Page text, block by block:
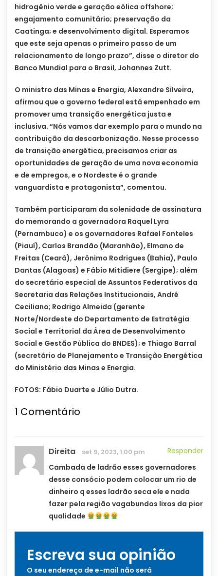
hidrogênio verde e geração eólica offshore;
engajamento comunitário; preservação da
Caatinga; e desenvolvimento digital. Esperamos
que este seja apenas o primeiro passo de um
relacionamento de longo prazo”, disse o diretor do
Banco Mundial para o Brasil, Johannes Zutt.
O ministro das Minas e Energia, Alexandre Silveira,
afirmou que o governo federal está empenhado em
promover uma transição energética justa e
inclusiva. “Nós vamos dar exemplo para o mundo na
contribuição da descarbonização. Nesse processo
de transição energética, precisamos criar as
oportunidades de geração de uma nova economia
e de empregos, e o Nordeste é o grande
vanguardista e protagonista”, comentou.
Também participaram da solenidade de assinatura
do memorando a governadora Raquel Lyra
(Pernambuco) e os governadores Rafael Fonteles
(Piauí), Carlos Brandão (Maranhão), Elmano de
Freitas (Ceará), Jerônimo Rodrigues (Bahia), Paulo
Dantas (Alagoas) e Fábio Mitidiere (Sergipe); além
do secretário especial de Assuntos Federativos da
Secretaria das Relações Institucionais, André
Ceciliano; Rodrigo Almeida (gerente
Norte/Nordeste do Departamento de Estratégia
Social e Territorial da Área de Desenvolvimento
Social e Gestão Pública do BNDES); e Thiago Barral
(secretário de Planejamento e Transição Energética
do Ministério das Minas e Energia.
FOTOS: Fábio Duarte e Júlio Dutra.
1 Comentário
Direita set 9, 2023, 1:00 pm
Responder
Cambada de ladrão esses governadores
desse consócio podem colocar um rio de
dinheiro q esses ladrão seca ele e nada
fazer pela região vagabundos lixos da pior
qualidade
Escreva sua opinião
O seu endereço de e-mail não será